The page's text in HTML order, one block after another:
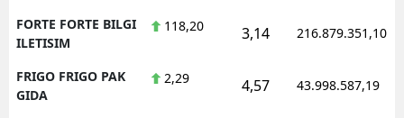
FORTE FORTE BILGI
ILETISIM
118,20 3,14 216.879.351,10
FRIGO FRIGO PAK
GIDA
2,29 4,57 43.998.587,19